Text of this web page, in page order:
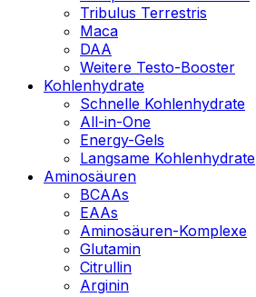
Tribulus Terrestris
Maca
DAA
Weitere Testo-Booster
Kohlenhydrate
Schnelle Kohlenhydrate
All-in-One
Energy-Gels
Langsame Kohlenhydrate
Aminosäuren
BCAAs
EAAs
Aminosäuren-Komplexe
Glutamin
Citrullin
Arginin